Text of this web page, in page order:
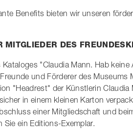
Benefits bieten wir unseren
MITGLIEDER DES
Kataloges "Claudia Mann. Hab
und Förderer des Museums
"Headrest" der Künstlerin
in einem kleinen Karton
einer Mitgliedschaft und
Sie ein Editions-Exemplar.